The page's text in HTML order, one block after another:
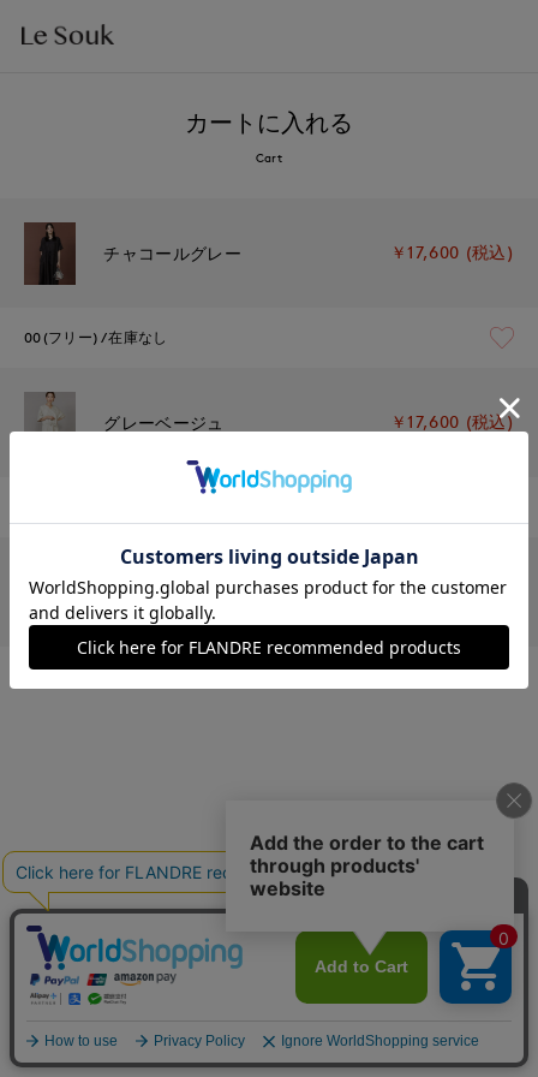
カートに入れる
Cart
チャコールグレー ￥17,600 (税込)
00(フリー) 在庫なし
グレーベージュ ￥17,600 (税込)
ペパーミント ￥17,600 (税込)